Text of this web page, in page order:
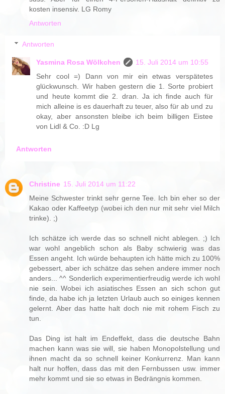
kosten insensiv. LG Romy
Antworten
Antworten
Yasmina Rosa Wölkchen
15. Juli 2014 um 10:55
Sehr cool =) Dann von mir ein etwas verspätetes
glückwunsch. Wir haben gestern die 1. Sorte probiert
und heute kommt die 2. dran. Ja ich finde auch für
mich alleine is es dauerhaft zu teuer, also für ab und zu
okay, aber ansonsten bleibe ich beim billigen Eistee
von Lidl & Co. :D Lg
Antworten
Christine 15. Juli 2014 um 11:22
Meine Schwester trinkt sehr gerne Tee. Ich bin eher so der
Kakao oder Kaffeetyp (wobei ich den nur mit sehr viel Milch
trinke). ;)
Ich schätze ich werde das so schnell nicht ablegen. ;) Ich
war wohl angeblich schon als Baby schwierig was das
Essen angeht. Ich würde behaupten ich hätte mich zu 100%
gebessert, aber ich schätze das sehen andere immer noch
anders... ^^ Sonderlich experimentierfreudig werde ich wohl
nie sein. Wobei ich asiatisches Essen an sich schon gut
finde, da habe ich ja letzten Urlaub auch so einiges kennen
gelernt. Aber das hatte halt doch nie mit rohem Fisch zu
tun.
Das Ding ist halt im Endeffekt, dass die deutsche Bahn
machen kann was sie will, sie haben Monopolstellung und
ihnen macht da so schnell keiner Konkurrenz. Man kann
halt nur hoffen, dass das mit den Fernbussen usw. immer
mehr kommt und sie so etwas in Bedrängnis kommen.